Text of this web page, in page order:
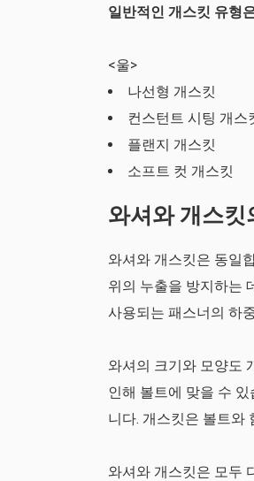
일반적인 개스킷 유형
<울>
나선형 개스킷
컨스턴트 시팅 개스
플랜지 개스킷
소프트 컷 개스킷
와셔와 개스킷
와셔와 개스킷은 동일
위의 누출을 방지하는
사용되는 패스너의 하
와셔의 크기와 모양도
인해 볼트에 맞을 수
니다. 개스킷은 볼트와
와셔와 개스킷은 모두